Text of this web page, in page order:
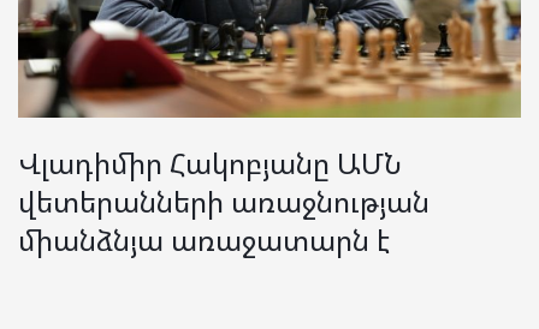
Վլադիմիր Հակոբյանը ԱՄՆ
վետերանների առաջնության
միանձնյա առաջատարն է